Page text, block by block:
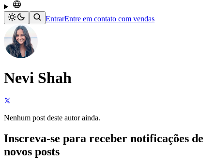
EntrarEntre em contato com vendas
Nevi Shah
Nenhum post deste autor ainda.
Inscreva-se para receber notificações de
novos posts